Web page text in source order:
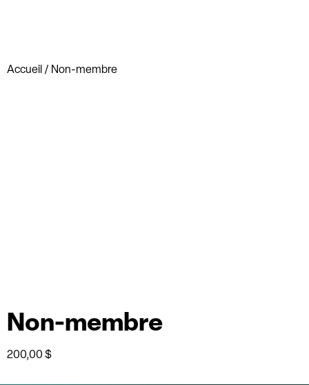
Accueil/ Non-membre
Non-membre
200,00$